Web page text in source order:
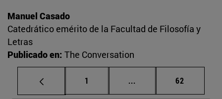
Manuel Casado
Catedrático emérito de la Facultad de Filosofía y
Letras
Publicado en: The Conversation
Página
1 ... Páginas intermedias
Página
62